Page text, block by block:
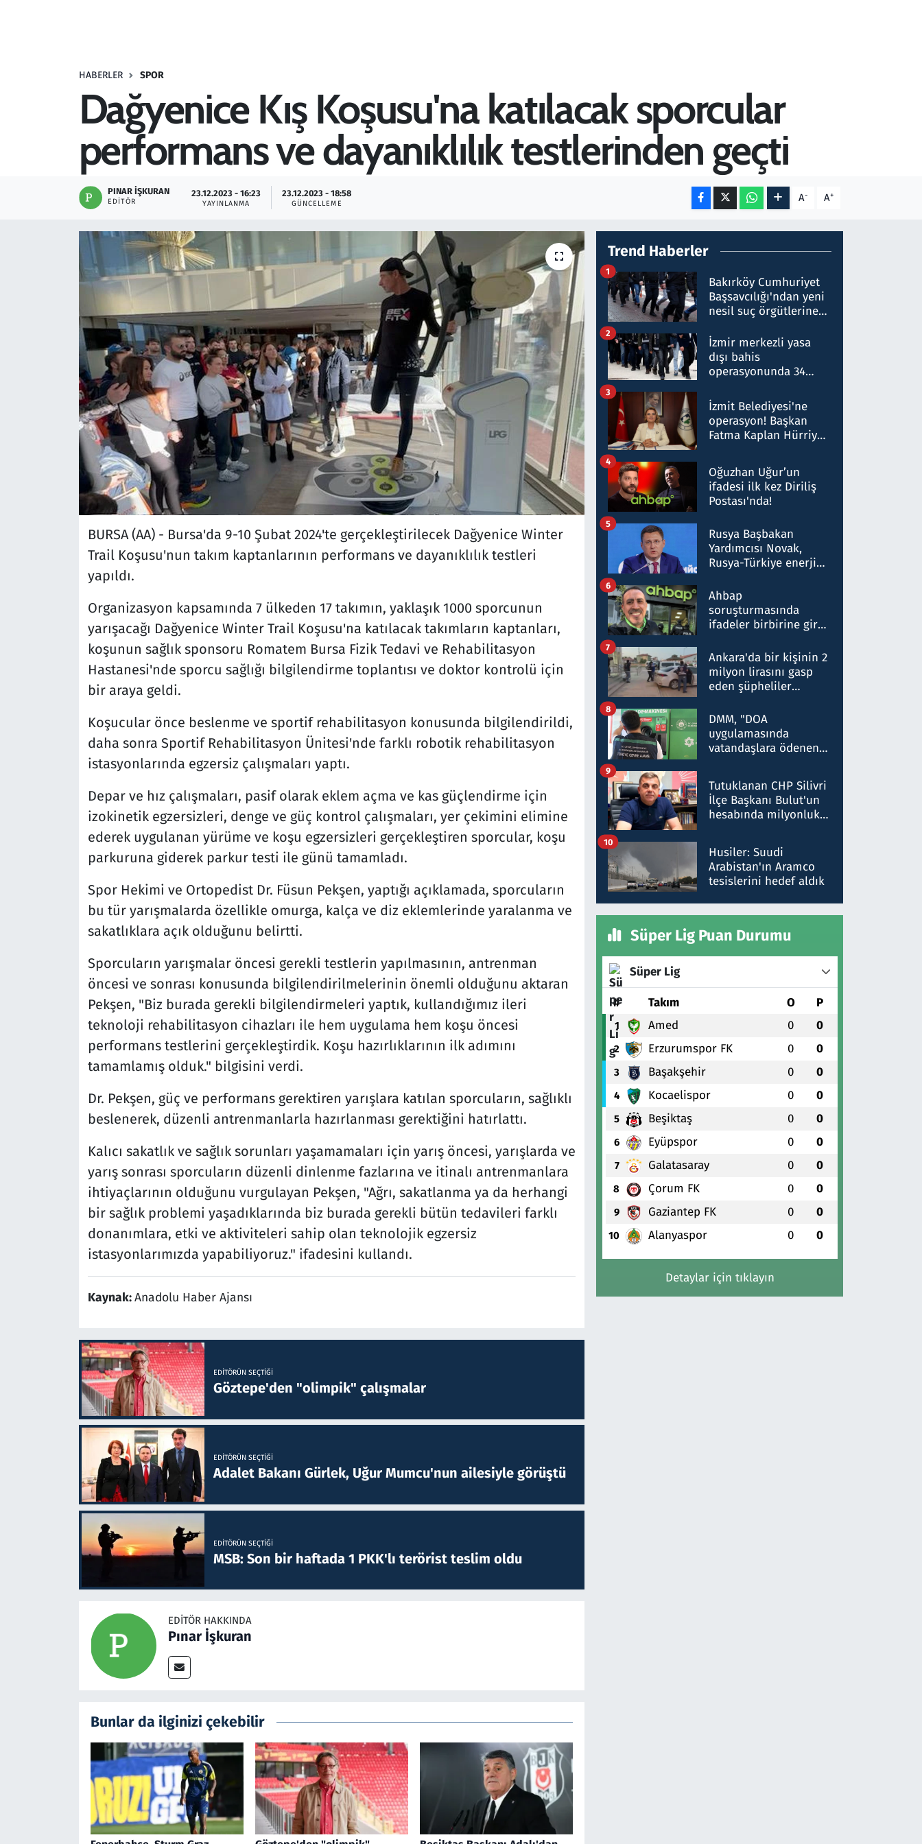
HABERLER SPOR
Dağyenice Kış Koşusu'na katılacak sporcular
performans ve dayanıklılık testlerinden geçti
PINAR İŞKURAN
EDITÖR
23.12.2023 - 16:23
YAYINLANMA
23.12.2023 - 18:58
GÜNCELLEME A- A+
BURSA (AA) - Bursa'da 9-10 Şubat 2024'te gerçekleştirilecek Dağyenice Winter
Trail Koşusu'nun takım kaptanlarının performans ve dayanıklılık testleri
yapıldı.
Organizasyon kapsamında 7 ülkeden 17 takımın, yaklaşık 1000 sporcunun
yarışacağı Dağyenice Winter Trail Koşusu'na katılacak takımların kaptanları,
koşunun sağlık sponsoru Romatem Bursa Fizik Tedavi ve Rehabilitasyon
Hastanesi'nde sporcu sağlığı bilgilendirme toplantısı ve doktor kontrolü için
bir araya geldi.
Koşucular önce beslenme ve sportif rehabilitasyon konusunda bilgilendirildi,
daha sonra Sportif Rehabilitasyon Ünitesi'nde farklı robotik rehabilitasyon
istasyonlarında egzersiz çalışmaları yaptı.
Depar ve hız çalışmaları, pasif olarak eklem açma ve kas güçlendirme için
izokinetik egzersizleri, denge ve güç kontrol çalışmaları, yer çekimini elimine
ederek uygulanan yürüme ve koşu egzersizleri gerçekleştiren sporcular, koşu
parkuruna giderek parkur testi ile günü tamamladı.
Spor Hekimi ve Ortopedist Dr. Füsun Pekşen, yaptığı açıklamada, sporcuların
bu tür yarışmalarda özellikle omurga, kalça ve diz eklemlerinde yaralanma ve
sakatlıklara açık olduğunu belirtti.
Sporcuların yarışmalar öncesi gerekli testlerin yapılmasının, antrenman
öncesi ve sonrası konusunda bilgilendirilmelerinin önemli olduğunu aktaran
Pekşen, "Biz burada gerekli bilgilendirmeleri yaptık, kullandığımız ileri
teknoloji rehabilitasyon cihazları ile hem uygulama hem koşu öncesi
performans testlerini gerçekleştirdik. Koşu hazırlıklarının ilk adımını
tamamlamış olduk." bilgisini verdi.
Dr. Pekşen, güç ve performans gerektiren yarışlara katılan sporcuların, sağlıklı
beslenerek, düzenli antrenmanlarla hazırlanması gerektiğini hatırlattı.
Kalıcı sakatlık ve sağlık sorunları yaşamamaları için yarış öncesi, yarışlarda ve
yarış sonrası sporcuların düzenli dinlenme fazlarına ve itinalı antrenmanlara
ihtiyaçlarının olduğunu vurgulayan Pekşen, "Ağrı, sakatlanma ya da herhangi
bir sağlık problemi yaşadıklarında biz burada gerekli bütün tedavileri farklı
donanımlara, etki ve aktiviteleri sahip olan teknolojik egzersiz
istasyonlarımızda yapabiliyoruz." ifadesini kullandı.
Kaynak:Anadolu Haber Ajansı
EDITÖRÜN SEÇTIĞI
Göztepe'den "olimpik" çalışmalar
EDITÖRÜN SEÇTIĞI
Adalet Bakanı Gürlek, Uğur Mumcu'nun ailesiyle görüştü
EDITÖRÜN SEÇTIĞI
MSB: Son bir haftada 1 PKK'lı terörist teslim oldu
EDITÖR HAKKINDA
Pınar İşkuran
Bunlar da ilginizi çekebilir
Trend Haberler
Bakırköy Cumhuriyet
Başsavcılığı'ndan yeni
nesil suç örgütlerine
hakkında gözaltı kararı
1
İzmir merkezli yasa
dışı bahis
operasyonunda 34
Milyar liralık para
trafiği tespit edildi
2
İzmit Belediyesi'ne
operasyon! Başkan
Fatma Kaplan Hürriyet
3
Oğuzhan Uğur’un
ifadesi ilk kez Diriliş
Postası'nda!
4
Rusya Başbakan
Yardımcısı Novak,
Rusya-Türkiye enerji
nitelikte olduğunu
belirtti
5
Ahbap
soruşturmasında
ifadeler birbirine girdi:
ifadelerinden ortaya
çıkan tablo şok etti
6
Ankara'da bir kişinin 2
milyon lirasını gasp
eden şüpheliler
7
DMM, "DOA
uygulamasında
vatandaşlara ödenen
düşürüldüğü" iddiasını
yalanladı
8
Tutuklanan CHP Silivri
İlçe Başkanı Bulut'un
hesabında milyonluk
talimat verdi, ben
gönderdim
9
Husiler: Suudi
Arabistan'ın Aramco
tesislerini hedef aldık
10
Süper Lig Puan Durumu
Süper Lig
# Takım O P
1 Amed 0 0
2 Erzurumspor FK 0 0
3 Başakşehir 0 0
4 Kocaelispor 0 0
5 Beşiktaş 0 0
6 Eyüpspor 0 0
7 Galatasaray 0 0
8 Çorum FK 0 0
9 Gaziantep FK 0 0
10 Alanyaspor 0 0
Detaylar için tıklayın
Seçim 2023
Teknoloji ve Bilim
Televizyon